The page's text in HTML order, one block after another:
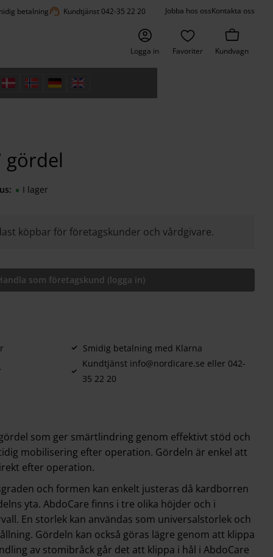
betalningsupport_agent Kundtjänst 042-35 22 20 Jobba hos ossKontakta oss
Logga in Favoriter Kundvagn
gördel
köpbar för företagskunder och vårdgivare.
som företagskund (logga in)
Smidig betalning med Klarna
Kundtjänst info@nordicare.se eller 042-
35 22 20
I lager
som ger smärtlindring genom effektivt stöd och
mobilisering efter operation. Gördeln är enkel att
efter operation.
och formen kan enkelt justeras då kardborren
yta. AbdoCare finns i tre olika höjder och i
En storlek kan användas som universalstorlek och
Gördeln kan också göras lägre genom att klippa
av stomibråck går det att klippa i hål i AbdoCare